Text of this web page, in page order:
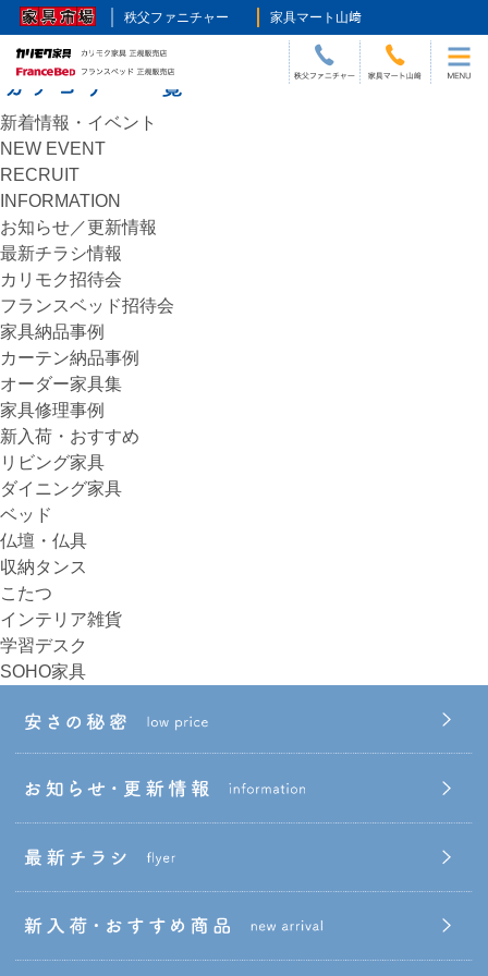
秩父ファニチャー 家具マート山﨑
HOME>ダイニング
1
2 »
新着情報・イベント
NEW EVENT
RECRUIT
INFORMATION
お知らせ／更新情報
最新チラシ情報
カリモク招待会
フランスベッド招待会
家具納品事例
カーテン納品事例
オーダー家具集
家具修理事例
新入荷・おすすめ
リビング家具
ダイニング家具
ベッド
仏壇・仏具
収納タンス
こたつ
インテリア雑貨
学習デスク
SOHO家具